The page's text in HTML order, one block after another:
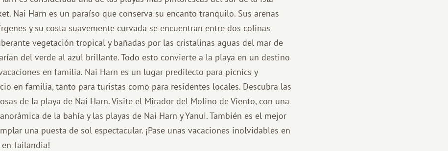
Nai Harn es un paraíso que conserva su encanto tranquilo. Sus arenas
y su costa suavemente curvada se encuentran entre dos colinas
vegetación tropical y bañadas por las cristalinas aguas del mar de
del verde al azul brillante. Todo esto convierte a la playa en un destino
en familia. Nai Harn es un lugar predilecto para picnics y
en familia, tanto para turistas como para residentes locales. Descubra las
de la playa de Nai Harn. Visite el Mirador del Molino de Viento, con una
de la bahía y las playas de Nai Harn y Yanui. También es el mejor
una puesta de sol espectacular. ¡Pase unas vacaciones inolvidables en
Tailandia!